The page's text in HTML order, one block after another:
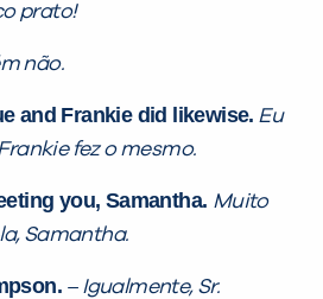
prato!
não.
and Frankie did likewise. Eu
fez o mesmo.
you, Samantha. Muito
Samantha.
– Igualmente, Sr.